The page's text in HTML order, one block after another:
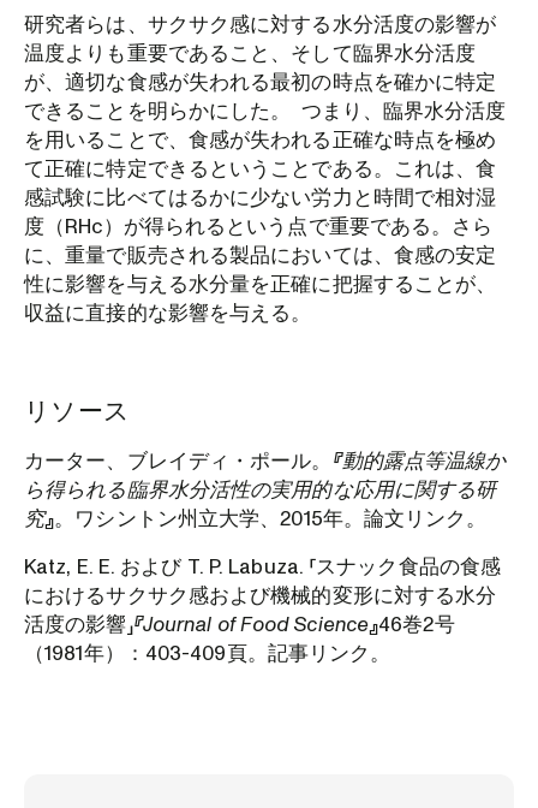
研究者らは、サクサク感に対する水分活度の影響が
温度よりも重要であること、そして臨界水分活度
が、適切な食感が失われる最初の時点を確かに特定
できることを明らかにした。 つまり、臨界水分活度
を用いることで、食感が失われる正確な時点を極め
て正確に特定できるということである。これは、食
感試験に比べてはるかに少ない労力と時間で相対湿
度（RHc）が得られるという点で重要である。さら
に、重量で販売される製品においては、食感の安定
性に影響を与える水分量を正確に把握することが、
収益に直接的な影響を与える。
リソース
カーター、ブレイディ・ポール。 『動的露点等温線か
ら得られる臨界水分活性の実用的な応用に関する研
究』。ワシントン州立大学、2015年。論文リンク。
Katz, E. E. および T. P. Labuza. 「スナック食品の食感
におけるサクサク感および機械的変形に対する水分
活度の影響」『Journal of Food Science』46巻2号
（1981年）：403-409頁。記事リンク。